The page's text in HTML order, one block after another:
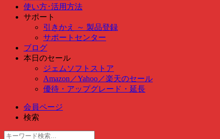
使い方･活用方法
サポート
引きかえ ～ 製品登録
サポートセンター
ブログ
本日のセール
ジェムソフトストア
Amazon ／Yahoo ／楽天のセール
優待・アップグレード・延長
会員ページ
検索